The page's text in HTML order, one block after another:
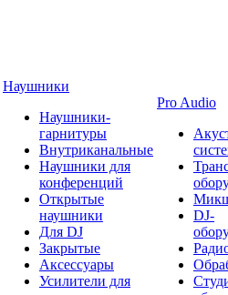
Наушники
Наушники-
гарнитуры
Внутриканальные
Наушники для
конференций
Открытые
наушники
Для DJ
Закрытые
Аксессуары
Усилители для
Pro Audio
DJ-